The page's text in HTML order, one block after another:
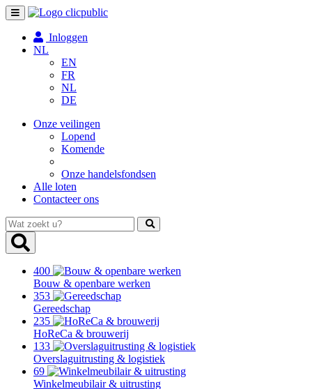
Toggle
navigation
Inloggen
NL
EN
FR
NL
DE
Onze veilingen
Lopend
Komende
Onze handelsfondsen
Alle loten
Contacteer ons
Wat
zoekt
u?
400
Bouw & openbare werken
353
Gereedschap
235
HoReCa & brouwerij
133
Overslaguitrusting & logistiek
69
Winkelmeubilair & uitrusting